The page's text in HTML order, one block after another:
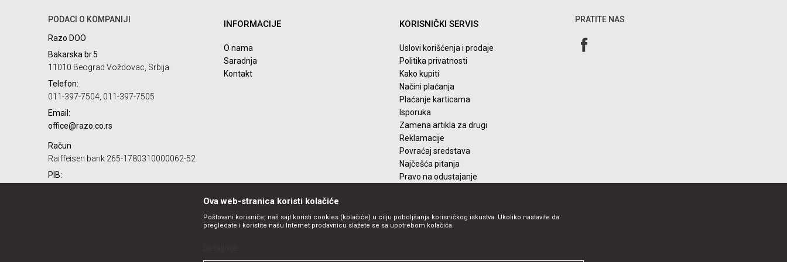
POŠALJI
PODACI O KOMPANIJI
Razo DOO
Bakarska br.5
11010 Beograd Voždovac, Srbija
Telefon:
011-397-7504, 011-397-7505
Email:
office@razo.co.rs
Račun
Raiffeisen bank 265-1780310000062-52
PIB:
INFORMACIJE
O nama
Saradnja
Kontakt
KORISNIČKI SERVIS
Uslovi korišćenja i prodaje
Politika privatnosti
Kako kupiti
Načini plaćanja
Plaćanje karticama
Isporuka
Zamena artikla za drugi
Reklamacije
Povraćaj sredstava
Najčešća pitanja
Pravo na odustajanje
PRATITE NAS
Ova web-stranica koristi kolačiće
Poštovani korisniče, naš sajt koristi cookies (kolačiće) u cilju poboljšanja korisničkog iskustva. Ukoliko nastavite da
pregledate i koristite našu Internet prodavnicu slažete se sa upotrebom kolačića.